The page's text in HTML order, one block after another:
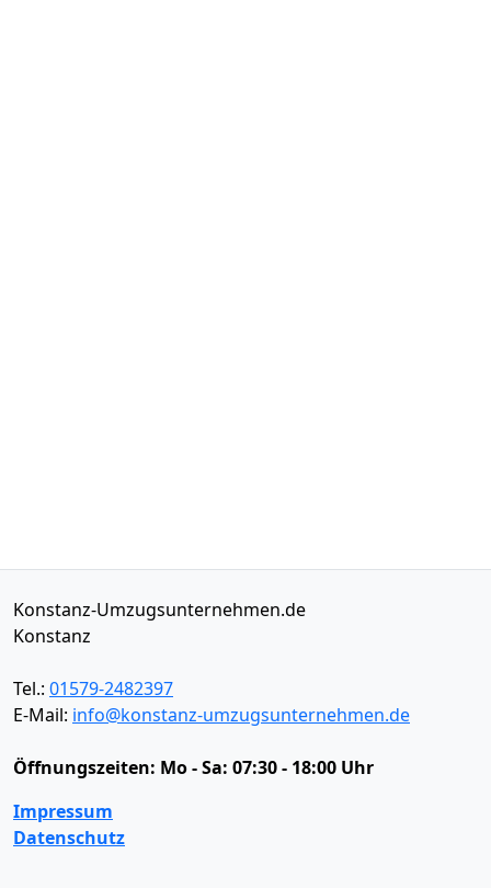
Konstanz-Umzugsunternehmen.de
Konstanz
Tel.: 01579-2482397
E-Mail: info@konstanz-umzugsunternehmen.de
Öffnungszeiten: Mo - Sa: 07:30 - 18:00 Uhr
Impressum
Datenschutz